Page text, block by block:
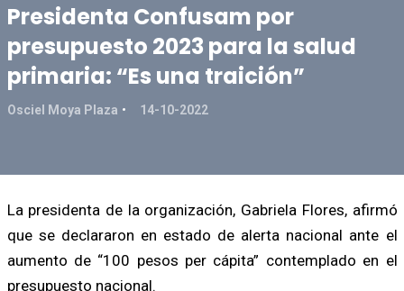
Presidenta Confusam por
presupuesto 2023 para la salud
primaria: “Es una traición”
Osciel Moya Plaza 14-10-2022
La presidenta de la organización, Gabriela Flores, afirmó
que se declararon en estado de alerta nacional ante el
aumento de “100 pesos per cápita” contemplado en el
presupuesto nacional.